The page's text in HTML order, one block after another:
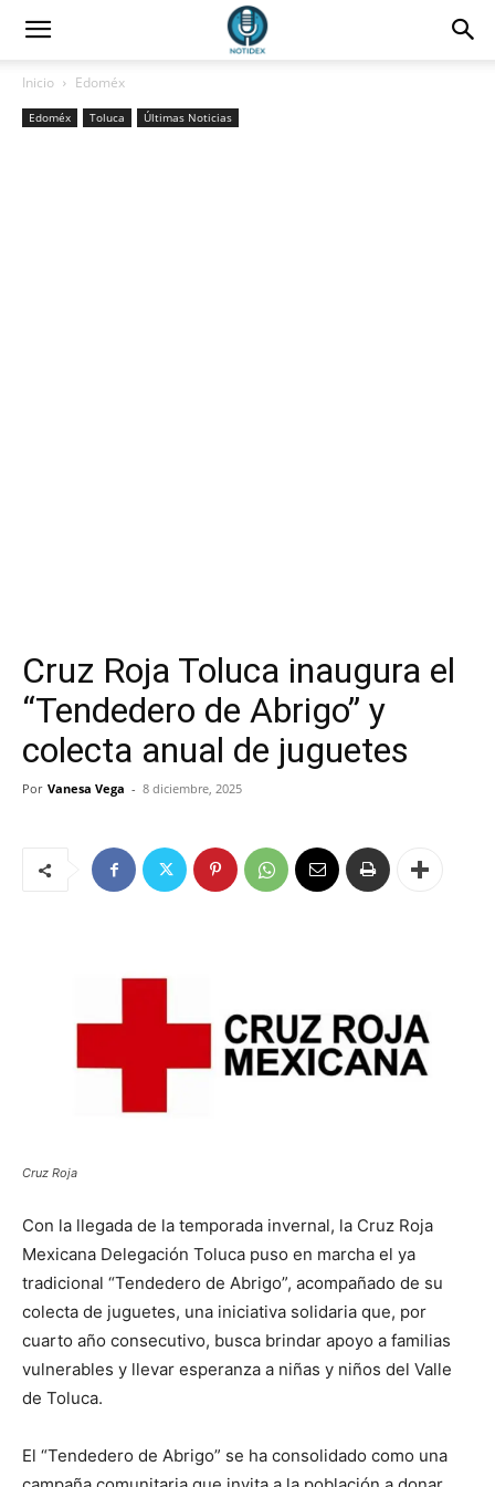
Inicio Edoméx
Edoméx Toluca Últimas Noticias
Cruz Roja Toluca inaugura el
“Tendedero de Abrigo” y
colecta anual de juguetes
Por Vanesa Vega - 8 diciembre, 2025
Cruz Roja
Con la llegada de la temporada invernal, la Cruz Roja
Mexicana Delegación Toluca puso en marcha el ya
tradicional “Tendedero de Abrigo”, acompañado de su
colecta de juguetes, una iniciativa solidaria que, por
cuarto año consecutivo, busca brindar apoyo a familias
vulnerables y llevar esperanza a niñas y niños del Valle
de Toluca.
El “Tendedero de Abrigo” se ha consolidado como una